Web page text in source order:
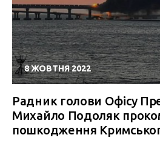
8 ЖОВТНЯ 2022
Радник голови Офісу
Михайло Подоляк
пошкодження